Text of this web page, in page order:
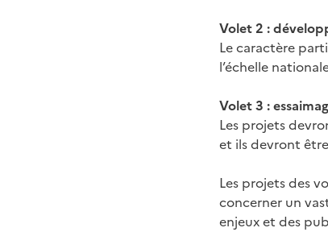
Volet 2 :
Le caractère
l’échelle
Volet 3 :
Les projets
et ils devront
Les projets des
concerner un
enjeux et des